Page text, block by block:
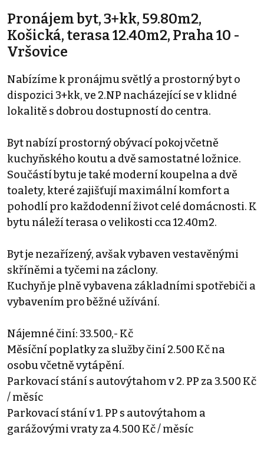
Pronájem byt, 3+kk, 59.80m2,
Košická, terasa 12.40m2, Praha 10 -
Vršovice
Nabízíme k pronájmu světlý a prostorný byt o
dispozici 3+kk, ve 2.NP nacházející se v klidné
lokalitě s dobrou dostupností do centra.
Byt nabízí prostorný obývací pokoj včetně
kuchyňského koutu a dvě samostatné ložnice.
Součástí bytu je také moderní koupelna a dvě
toalety, které zajišťují maximální komfort a
pohodlí pro každodenní život celé domácnosti. K
bytu náleží terasa o velikosti cca 12.40m2.
Byt je nezařízený, avšak vybaven vestavěnými
skříněmi a tyčemi na záclony.
Kuchyň je plně vybavena základními spotřebiči a
vybavením pro běžné užívání.
Nájemné činí: 33.500,- Kč
Měsíční poplatky za služby činí 2.500 Kč na
osobu včetně vytápění.
Parkovací stání s autovýtahom v 2. PP za 3.500 Kč
/ měsíc
Parkovací stání v 1. PP s autovýtahom a
garážovými vraty za 4.500 Kč / měsíc